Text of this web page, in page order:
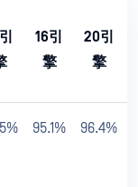
16引
擎
20引
擎
95.1% 96.4%